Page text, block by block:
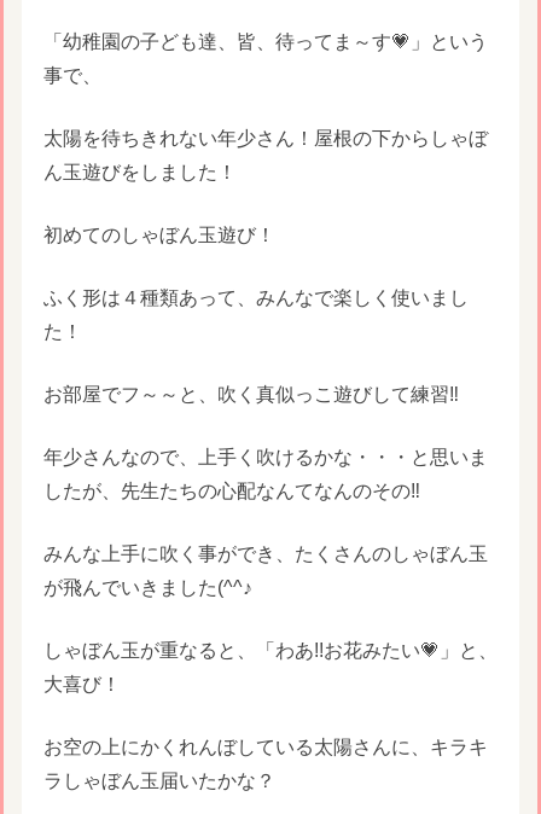
「幼稚園の子ども達、皆、待ってま～す💗」という
事で、
太陽を待ちきれない年少さん！屋根の下からしゃぼ
ん玉遊びをしました！
初めてのしゃぼん玉遊び！
ふく形は４種類あって、みんなで楽しく使いまし
た！
お部屋でフ～～と、吹く真似っこ遊びして練習‼
年少さんなので、上手く吹けるかな・・・と思いま
したが、先生たちの心配なんてなんのその‼
みんな上手に吹く事ができ、たくさんのしゃぼん玉
が飛んでいきました(^^♪
しゃぼん玉が重なると、「わあ!!お花みたい💗」と、
大喜び！
お空の上にかくれんぼしている太陽さんに、キラキ
ラしゃぼん玉届いたかな？